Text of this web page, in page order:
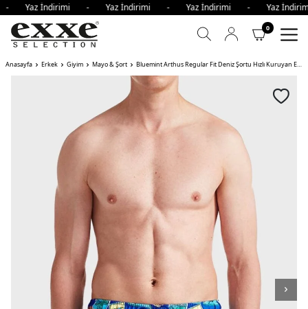
Yaz İndirimi - Yaz İndirimi - Yaz İndirimi - Yaz
0
Anasayfa Erkek Giyim Mayo & Şort Bluemint Arthus Regular Fit Deniz Şortu Hızlı Kuruyan Erkek Mayo Short